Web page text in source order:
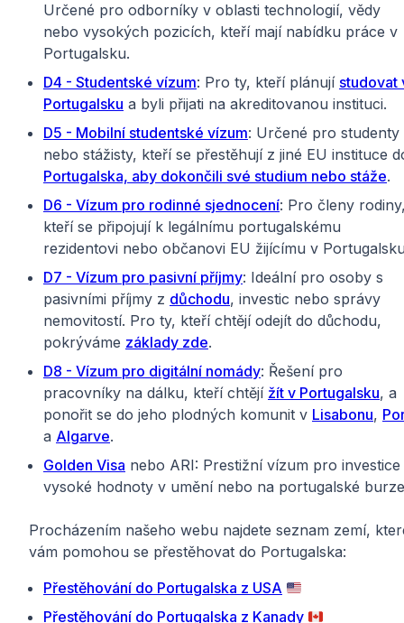
Určené pro odborníky v oblasti technologií, vědy
nebo vysokých pozicích, kteří mají nabídku práce v
Portugalsku.
D4 - Studentské vízum: Pro ty, kteří plánují studovat
Portugalsku a byli přijati na akreditovanou instituci.
D5 - Mobilní studentské vízum: Určené pro studenty
nebo stážisty, kteří se přestěhují z jiné EU instituce
Portugalska, aby dokončili své studium nebo stáže.
D6 - Vízum pro rodinné sjednocení: Pro členy
kteří se připojují k legálnímu portugalskému
rezidentovi nebo občanovi EU žijícímu v
D7 - Vízum pro pasivní příjmy: Ideální pro osoby s
pasivními příjmy z důchodu, investic nebo správy
nemovitostí. Pro ty, kteří chtějí odejít do důchodu,
pokrýváme základy zde.
D8 - Vízum pro digitální nomády: Řešení pro
pracovníky na dálku, kteří chtějí žít v Portugalsku, a
ponořit se do jeho plodných komunit v Lisabonu,
a Algarve.
Golden Visa nebo ARI: Prestižní vízum pro investice
vysoké hodnoty v umění nebo na portugalské
Procházením našeho webu najdete seznam zemí,
vám pomohou se přestěhovat do Portugalska:
Přestěhování do Portugalska z USA 🇺🇸
Přestěhování do Portugalska z Kanady 🇨🇦